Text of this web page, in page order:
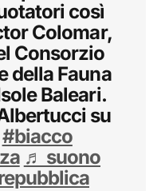
così
Colomar,
Consorzio
della Fauna
Baleari.
su
#biacco
♬ suono